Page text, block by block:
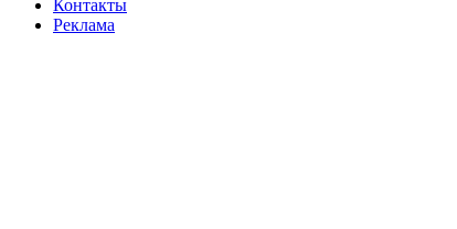
Контакты
Реклама